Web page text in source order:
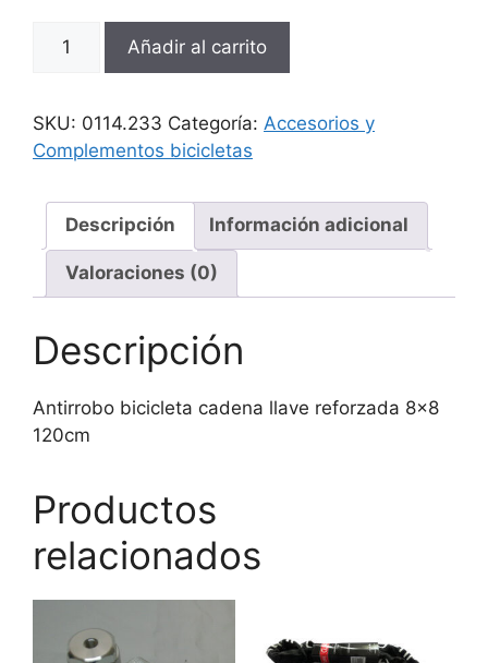
bicicleta
llave
reforzada
120cm
cantidad
Añadir al carrito
SKU: 0114.233 Categoría: Accesorios y
Complementos bicicletas
Descripción Información adicional
Valoraciones (0)
Descripción
Antirrobo bicicleta cadena llave reforzada 8×8
120cm
Productos
relacionados